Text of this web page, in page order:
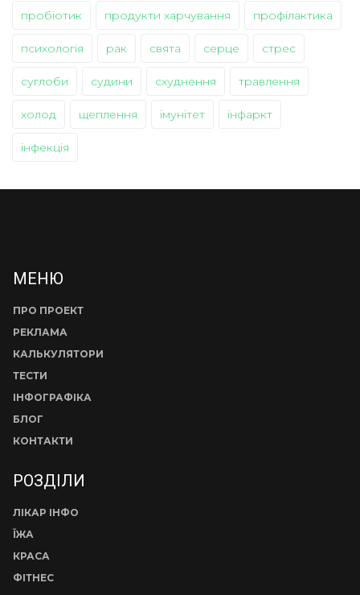
пробіотик продукти харчування профілактика
психологія рак свята серце стрес
суглоби судини схуднення травлення
холод щеплення імунітет інфаркт
інфекція
МЕНЮ
ПРО ПРОЕКТ
РЕКЛАМА
КАЛЬКУЛЯТОРИ
ТЕСТИ
ІНФОГРАФІКА
БЛОГ
КОНТАКТИ
РОЗДІЛИ
ЛІКАР ІНФО
ЇЖА
КРАСА
ФІТНЕС